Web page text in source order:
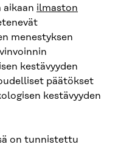
aikaan ilmaston
menestyksen
kestävyyden
päätökset
kestävyyden
on tunnistettu